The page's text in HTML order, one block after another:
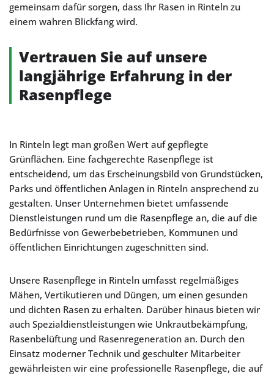
gemeinsam dafür sorgen, dass Ihr Rasen in Rinteln zu
einem wahren Blickfang wird.
Vertrauen Sie auf unsere
langjährige Erfahrung in der
Rasenpflege
In Rinteln legt man großen Wert auf gepflegte
Grünflächen. Eine fachgerechte Rasenpflege ist
entscheidend, um das Erscheinungsbild von Grundstücken,
Parks und öffentlichen Anlagen in Rinteln ansprechend zu
gestalten. Unser Unternehmen bietet umfassende
Dienstleistungen rund um die Rasenpflege an, die auf die
Bedürfnisse von Gewerbebetrieben, Kommunen und
öffentlichen Einrichtungen zugeschnitten sind.
Unsere Rasenpflege in Rinteln umfasst regelmäßiges
Mähen, Vertikutieren und Düngen, um einen gesunden
und dichten Rasen zu erhalten. Darüber hinaus bieten wir
auch Spezialdienstleistungen wie Unkrautbekämpfung,
Rasenbelüftung und Rasenregeneration an. Durch den
Einsatz moderner Technik und geschulter Mitarbeiter
gewährleisten wir eine professionelle Rasenpflege, die auf